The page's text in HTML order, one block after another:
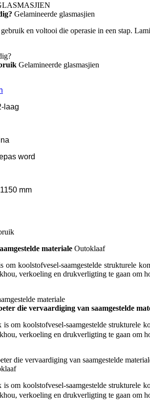
Gelamineerde glasmasjien
en voltooi die operasie in een stap.
Gelamineerde glasmasjien
laag
word
mm
materiale Outoklaaf
koolstofvesel-saamgestelde strukturele
verkoeling en drukverligting te gaan om
die vervaardiging van saamgestelde
is om koolstofvesel-saamgestelde strukturele
verkoeling en drukverligting te gaan om
is om koolstofvesel-saamgestelde strukturele
verkoeling en drukverligting te gaan om